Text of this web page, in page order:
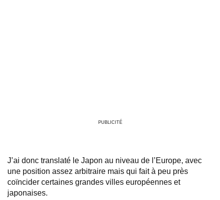
PUBLICITÉ
J’ai donc translaté le Japon au niveau de l’Europe, avec
une position assez arbitraire mais qui fait à peu près
coïncider certaines grandes villes européennes et
japonaises.